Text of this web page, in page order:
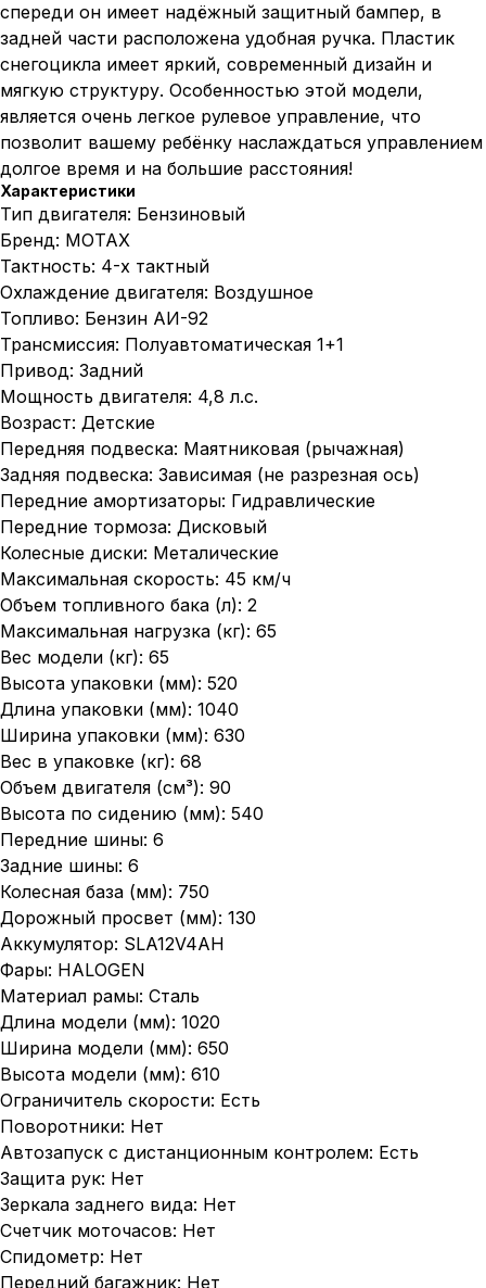
спереди он имеет надёжный защитный бампер, в
задней части расположена удобная ручка. Пластик
снегоцикла имеет яркий, современный дизайн и
мягкую структуру. Особенностью этой модели,
является очень легкое рулевое управление, что
позволит вашему ребёнку наслаждаться управлением
долгое время и на большие расстояния!
Характеристики
Тип двигателя: Бензиновый
Бренд: MOTAX
Тактность: 4-х тактный
Охлаждение двигателя: Воздушное
Топливо: Бензин АИ-92
Трансмиссия: Полуавтоматическая 1+1
Привод: Задний
Мощность двигателя: 4,8 л.с.
Возраст: Детские
Передняя подвеска: Маятниковая (рычажная)
Задняя подвеска: Зависимая (не разрезная ось)
Передние амортизаторы: Гидравлические
Передние тормоза: Дисковый
Колесные диски: Металические
Максимальная скорость: 45 км/ч
Объем топливного бака (л): 2
Максимальная нагрузка (кг): 65
Вес модели (кг): 65
Высота упаковки (мм): 520
Длина упаковки (мм): 1040
Ширина упаковки (мм): 630
Вес в упаковке (кг): 68
Объем двигателя (см³): 90
Высота по сидению (мм): 540
Передние шины: 6
Задние шины: 6
Колесная база (мм): 750
Дорожный просвет (мм): 130
Аккумулятор: SLA12V4AH
Фары: HALOGEN
Материал рамы: Сталь
Длина модели (мм): 1020
Ширина модели (мм): 650
Высота модели (мм): 610
Ограничитель скорости: Есть
Поворотники: Нет
Автозапуск с дистанционным контролем: Есть
Защита рук: Нет
Зеркала заднего вида: Нет
Счетчик моточасов: Нет
Спидометр: Нет
Передний багажник: Нет